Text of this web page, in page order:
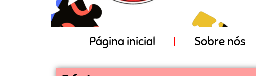
Página inicial Sobre nós